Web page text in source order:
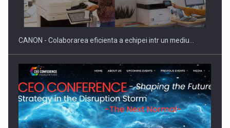
CANON - Colaborarea eficienta a echipei intr un mediu…